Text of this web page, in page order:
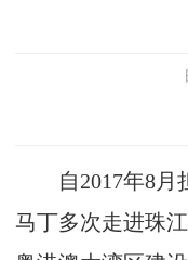
自2017年8月
马丁多次走进珠